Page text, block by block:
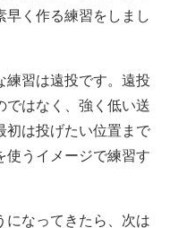
く作る練習をしまし
練習は遠投です。遠投
ではなく、強く低い送
初は投げたい位置まで
使うイメージで練習す
になってきたら、次は